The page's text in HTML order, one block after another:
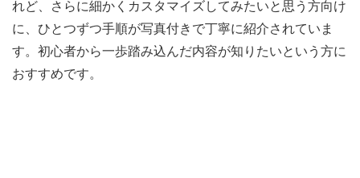
れど、さらに細かくカスタマイズしてみたいと思う方向け
に、ひとつずつ手順が写真付きで丁寧に紹介されていま
す。初心者から一歩踏み込んだ内容が知りたいという方に
おすすめです。